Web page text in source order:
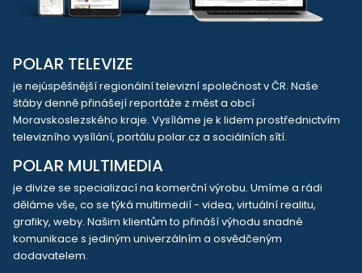
POLAR TELEVIZE
je nejúspěšnější regionální televizní společnost v ČR. Naše
štáby denně přinášejí reportáže z měst a obcí
Moravskoslezského kraje. Vysíláme je k lidem prostřednictvím
televizního vysílání, portálu polar.cz a sociálních sítí.
POLAR MULTIMEDIA
je divize se specializací na komerční výrobu. Umíme a rádi
děláme vše, co se týká multimedií - videa, virtuální realitu,
grafiky, weby. Našim klientům to přináší výhodu snadné
komunikace s jediným univerzálním a osvědčeným
dodavatelem.